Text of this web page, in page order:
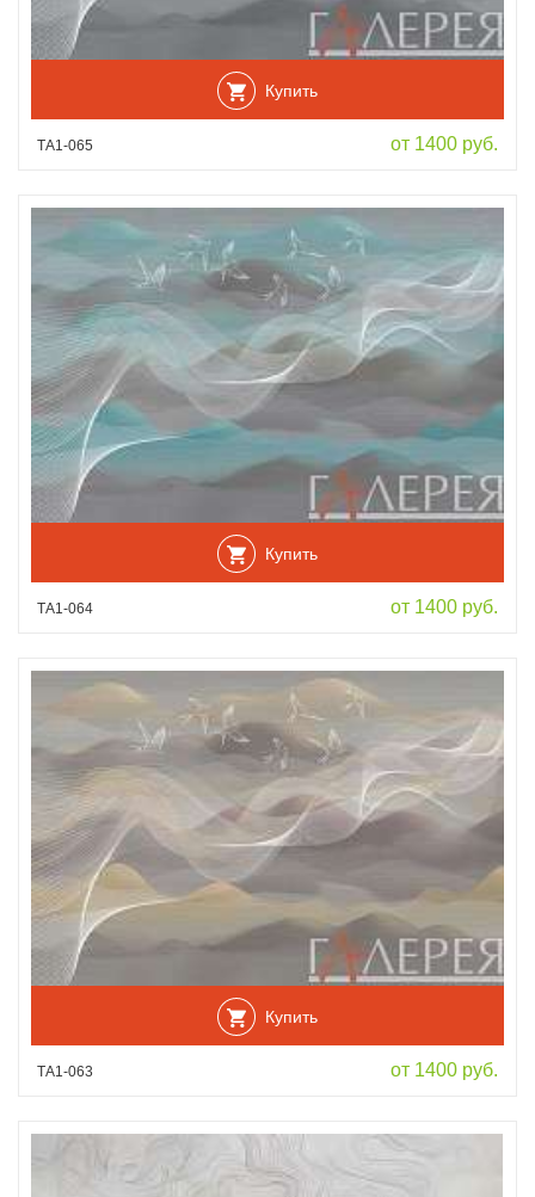
Купить
ТА1-065 от 1400 руб.
Купить
ТА1-064 от 1400 руб.
Купить
ТА1-063 от 1400 руб.